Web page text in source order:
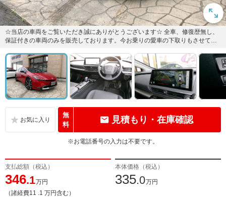
☆当店の車両をご覧いただき誠にありがとうございます☆ 全車、修復歴無し、
保証付きの車両のみを販売しております。今お乗りの愛車の下取りもさせて頂
無
料
見積もり・在庫確認
※お電話番号の入力は不要です。
支払総額（税込）
346.1万円
（諸経費11 .1 万円含む）
本体価格（税込）
335.0万円